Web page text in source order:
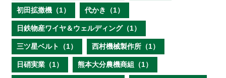
初田拡撒機（1） 代かき（1）
日鉄物産ワイヤ＆ウェルディング（1）
三ツ星ベルト（1） 西村機械製作所（1）
日硝実業（1） 熊本大分農機商組（1）